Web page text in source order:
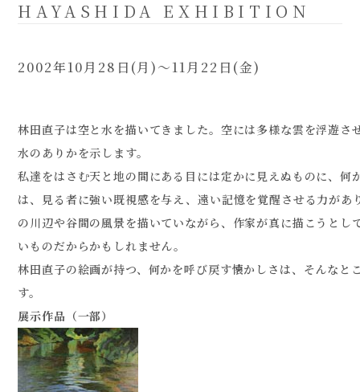
HAYASHIDA EXHIBITION
2002年10月28日(月)～11月22日(金)
林田直子は空と水を描いてきました。空には多様な雲を浮遊さ
水のありかを示します。
私達をはさむ天と地の間にある目には定かに見えぬものに、何
は、見る者に強い既視感を与え、遠い記憶を覚醒させる力があ
の川辺や谷間の風景を描いていながら、作家が真に描こうとし
いものだからかもしれません。
林田直子の絵画が持つ、何かを呼び戻す懐かしさは、そんなと
す。
展示作品（一部）